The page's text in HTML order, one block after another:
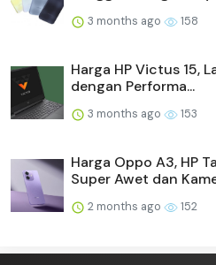
3 months ago 158
Harga HP Victus 15,
dengan Performa...
3 months ago 153
Harga Oppo A3, HP
Super Awet dan
2 months ago 152